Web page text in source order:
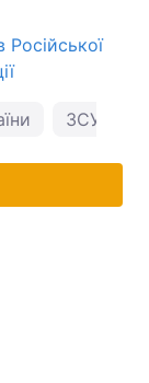
Російської
ЗСУ